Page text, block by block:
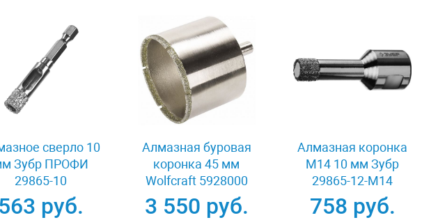
сверло 10
Зубр ПРОФИ
29865-10
563 руб.
Алмазная буровая
коронка 45 мм
Wolfcraft 5928000
3 550 руб.
Алмазная коронка
М14 10 мм Зубр
29865-12-M14
758 руб.